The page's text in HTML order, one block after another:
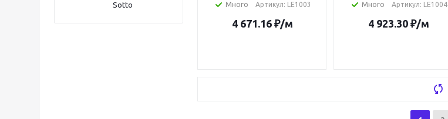
Sotto
Много Артикул: LE1003
4 671.16₽/м
Много Артикул: LE1004
4 923.30₽/м